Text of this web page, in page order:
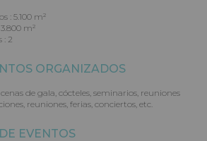
: 5.100 m²
m²
: 2
ORGANIZADOS
de gala, cócteles, seminarios, reuniones
reuniones, ferias, conciertos, etc.
EVENTOS